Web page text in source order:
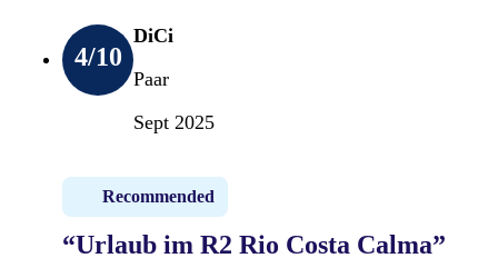
4/10
DiCi
Paar
Sept 2025
Recommended
“Urlaub im R2 Rio Costa Calma”